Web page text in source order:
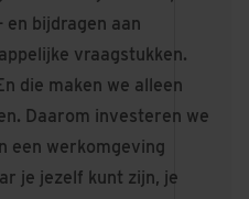
en bijdragen aan
vraagstukken.
die maken we alleen
Daarom investeren we
een werkomgeving
je jezelf kunt zijn, je